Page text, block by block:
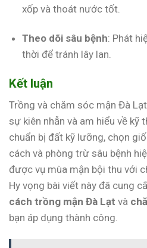
xốp và thoát nước tốt.
Theo dõi sâu bệnh: Phát
thời để tránh lây lan.
Kết luận
Trồng và chăm sóc mận Đà
sự kiên nhẫn và am hiểu về kỹ
chuẩn bị đất kỹ lưỡng, chọn
cách và phòng trừ sâu bệnh
được vụ mùa mận bội thu với
Hy vọng bài viết này đã cung
cách trồng mận Đà Lạt và
bạn áp dụng thành công.